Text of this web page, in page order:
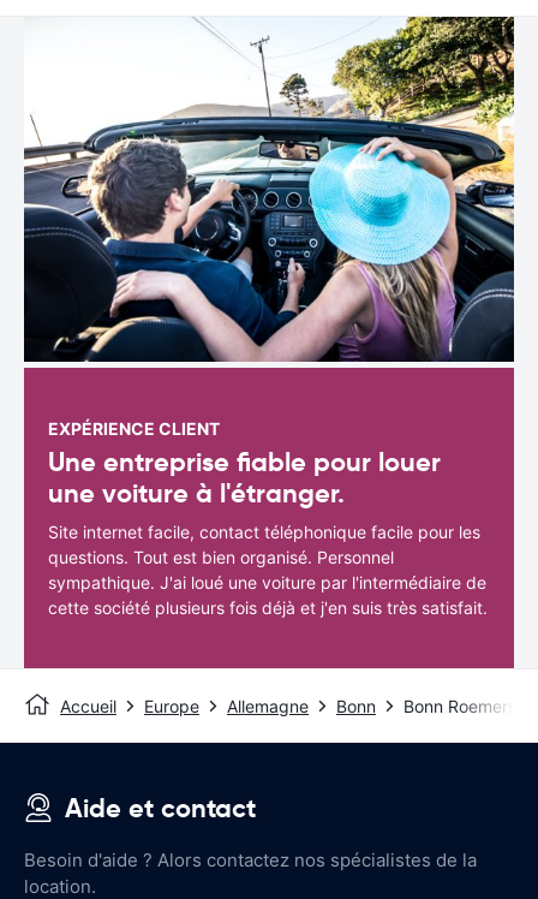
EXPÉRIENCE CLIENT
Une entreprise fiable pour louer
une voiture à l'étranger.
Site internet facile, contact téléphonique facile pour les
questions. Tout est bien organisé. Personnel
sympathique. J'ai loué une voiture par l'intermédiaire de
cette société plusieurs fois déjà et j'en suis très satisfait.
Accueil Europe Allemagne Bonn Bonn
Aide et contact
Besoin d'aide ? Alors contactez nos spécialistes de la
location.